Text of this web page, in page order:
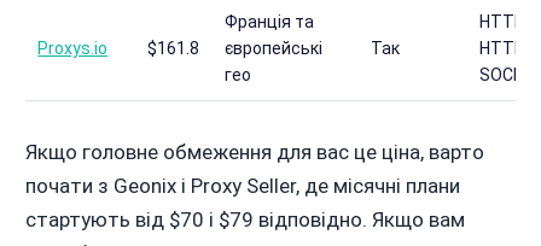
Proxys.io $161.8
Франція та
європейські
гео
Так
HTTP,
HTTPS,
Якщо головне обмеження для вас це ціна, варто
почати з Geonix і Proxy Seller, де місячні плани
стартують від $70 і $79 відповідно. Якщо вам